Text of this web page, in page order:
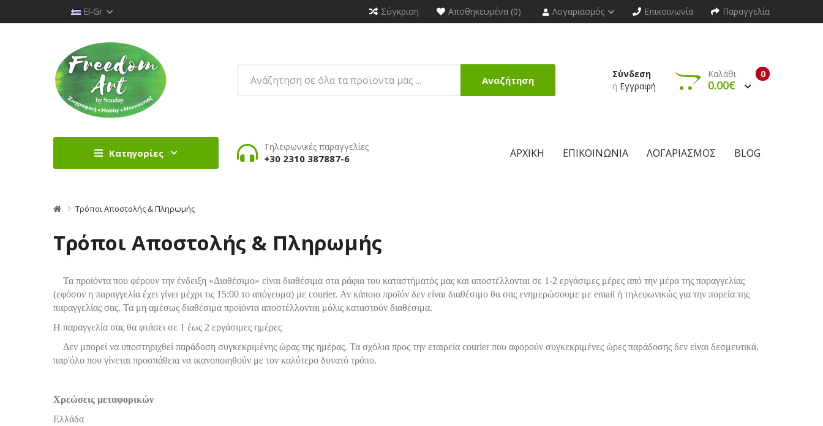
El-Gr Σύγκριση Αποθηκευμένα (0) Λογαριασμός Επικοινωνία Παραγγελία
Σύνδεση
ή Εγγραφή
0
Καλάθι
0.00€
Αναζήτηση
Κατηγορίες
Τηλεφωνικές παραγγελίες
+30 2310 387887-6 ΑΡΧΙΚΉ ΕΠΙΚΟΙΝΩΝΊΑ ΛΟΓΑΡΙΑΣΜΌΣ BLOG
Τρόποι Αποστολής & Πληρωμής
Τρόποι Αποστολής & Πληρωμής
Τα προϊόντα που φέρουν την ένδειξη «Διαθέσιμο» είναι διαθέσιμα στα ράφια του καταστήματός μας και αποστέλλονται σε 1-2 εργάσιμες μέρες από την μέρα της παραγγελίας
(εφόσον η παραγγελία έχει γίνει μέχρι τις 15:00 το απόγευμα) με courier. Αν κάποιο προϊόν δεν είναι διαθέσιμο θα σας ενημερώσουμε με email ή τηλεφωνικώς για την πορεία της
παραγγελίας σας. Τα μη αμέσως διαθέσιμα προϊόντα αποστέλλονται μόλις καταστούν διαθέσιμα.
Η παραγγελία σας θα φτάσει σε 1 έως 2 εργάσιμες ημέρες
Δεν μπορεί να υποστηριχθεί παράδοση συγκεκριμένης ώρας της ημέρας. Τα σχόλια προς την εταιρεία courier που αφορούν συγκεκριμένες ώρες παράδοσης δεν είναι δεσμευτικά,
παρ'όλο που γίνεται προσπάθεια να ικανοποιηθούν με τον καλύτερο δυνατό τρόπο.
Χρεώσεις μεταφορικών
Ελλάδα